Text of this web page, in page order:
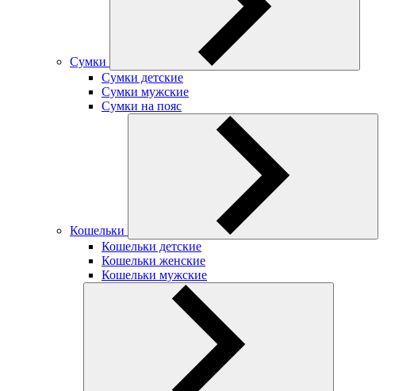
Сумки
Сумки детские
Сумки мужские
Сумки на пояс
Кошельки
Кошельки детские
Кошельки женские
Кошельки мужские